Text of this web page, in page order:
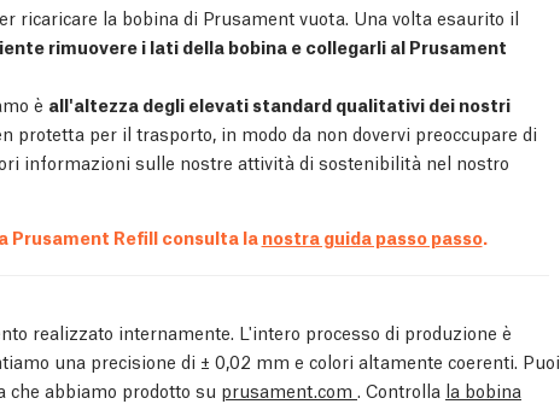
ricaricare la bobina di Prusament vuota. Una volta esaurito il
rimuovere i lati della bobina e collegarli al Prusament
è all'altezza degli elevati standard qualitativi dei nostri
protetta per il trasporto, in modo da non dovervi preoccupare di
informazioni sulle nostre attività di sostenibilità nel nostro
Prusament Refill consulta la nostra guida passo passo.
realizzato internamente. L'intero processo di produzione è
una precisione di ± 0,02 mm e colori altamente coerenti. Puoi
abbiamo prodotto su prusament.com . Controlla la bobina